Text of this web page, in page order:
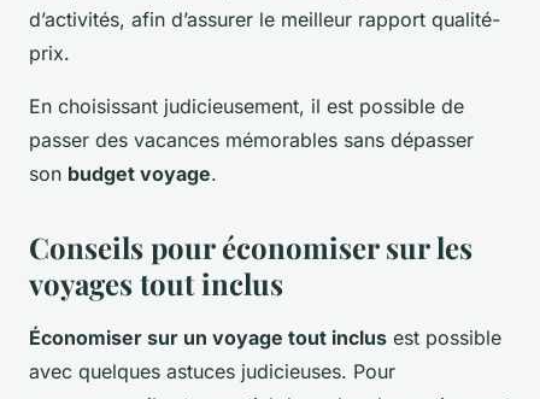
d’activités, afin d’assurer le meilleur rapport qualité-
prix.
En choisissant judicieusement, il est possible de
passer des vacances mémorables sans dépasser
son budget voyage.
Conseils pour économiser sur les
voyages tout inclus
Économiser sur un voyage tout inclus est possible
avec quelques astuces judicieuses. Pour